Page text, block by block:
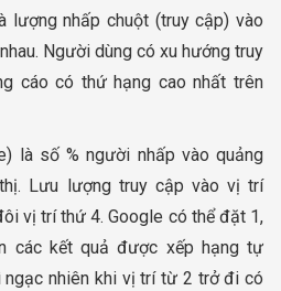
lượng nhấp chuột (truy cập) vào
Người dùng có xu hướng truy
cáo có thứ hạng cao nhất trên
là số % người nhấp vào quảng
Lưu lượng truy cập vào vị trí
vị trí thứ 4. Google có thể đặt 1,
các kết quả được xếp hạng tự
ngạc nhiên khi vị trí từ 2 trở đi có